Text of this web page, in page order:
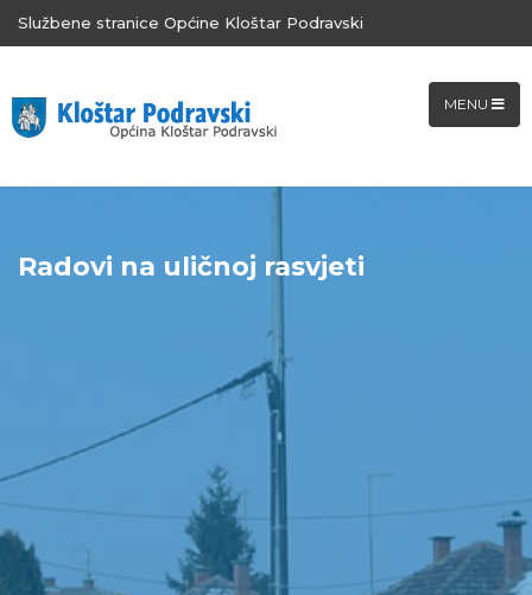
Službene stranice Općine Kloštar Podravski
MENU
Radovi na uličnoj rasvjeti